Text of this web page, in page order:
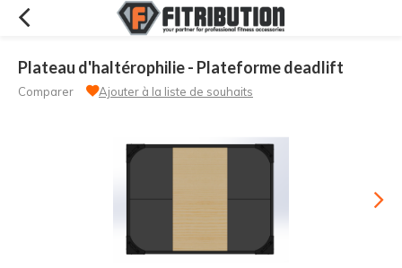
Plateau d'haltérophilie - Plateforme deadlift
Comparer Ajouter à la liste de souhaits